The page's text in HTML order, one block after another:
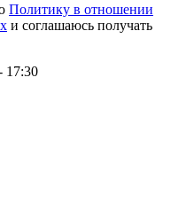
Политику в отношении
и соглашаюсь получать
17:30